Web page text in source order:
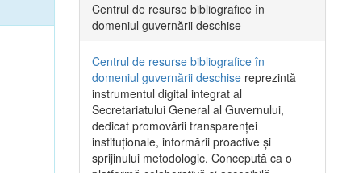
Centrul de resurse bibliografice în
domeniul guvernării deschise
Centrul de resurse bibliografice în
domeniul guvernării deschise reprezintă
instrumentul digital integrat al
Secretariatului General al Guvernului,
dedicat promovării transparenței
instituționale, informării proactive și
sprijinului metodologic. Concepută ca o